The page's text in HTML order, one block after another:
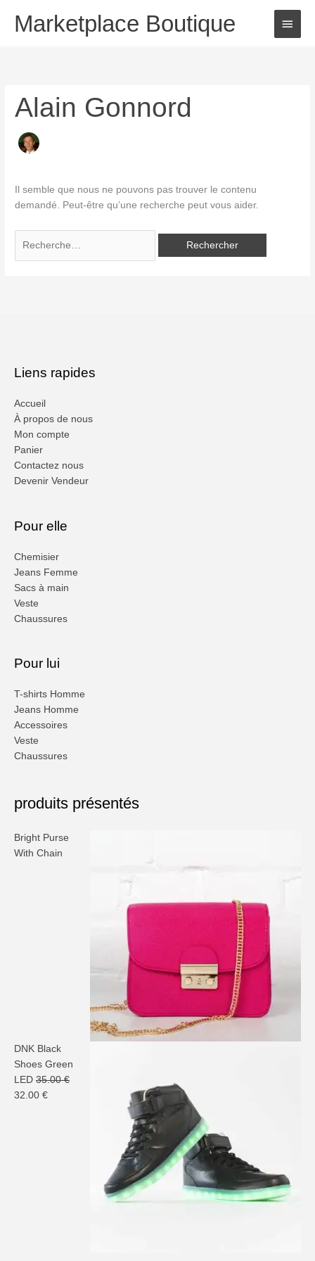
Marketplace Boutique
Menu
Alain Gonnord
Il semble que nous ne pouvons pas trouver le contenu
demandé. Peut-être qu’une recherche peut vous aider.
Liens rapides
Accueil
À propos de nous
Mon compte
Panier
Contactez nous
Devenir Vendeur
Pour elle
Chemisier
Jeans Femme
Sacs à main
Veste
Chaussures
Pour lui
T-shirts Homme
Jeans Homme
Accessoires
Veste
Chaussures
produits présentés
Bright Purse
With Chain
DNK Black
Shoes Green
LED 35.00€
Le
32.00 €Le